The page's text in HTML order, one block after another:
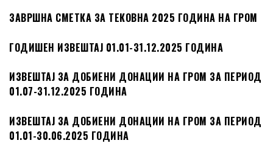
ЗАВРШНА СМЕТКА ЗА ТЕКОВНА 2025 ГОДИНА НА ГРОМ
ГОДИШЕН ИЗВЕШТАЈ 01.01-31.12.2025 ГОДИНА
ИЗВЕШТАЈ ЗА ДОБИЕНИ ДОНАЦИИ НА ГРОМ ЗА ПЕРИОД
01.07-31.12.2025 ГОДИНА
ИЗВЕШТАЈ ЗА ДОБИЕНИ ДОНАЦИИ НА ГРОМ ЗА ПЕРИОД
01.01-30.06.2025 ГОДИНА